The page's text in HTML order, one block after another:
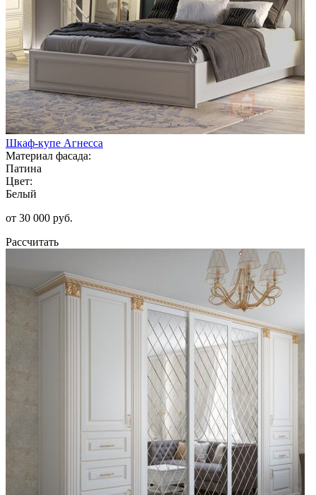
Шкаф-купе Агнесса
Материал фасада:
Патина
Цвет:
Белый
от 30 000 руб.
Рассчитать